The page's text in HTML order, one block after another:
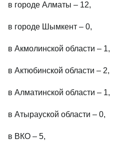
в городе Алматы – 12,
в городе Шымкент – 0,
в Акмолинской области – 1,
в Актюбинской области – 2,
в Алматинской области – 1,
в Атырауской области – 0,
в ВКО – 5,